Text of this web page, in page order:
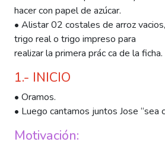
hacer con papel de azúcar.
• Alistar 02 costales de arroz
trigo real o trigo impreso para
realizar la primera prác ca de la ficha.
1.- INICIO
• Oramos.
• Luego cantamos juntos Jose “sea
Motivación: